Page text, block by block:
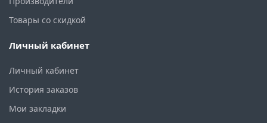
Товары со скидкой
Личный кабинет
Личный кабинет
История заказов
Мои закладки